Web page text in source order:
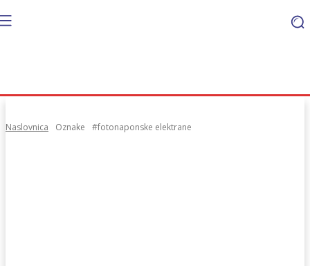
Naslovnica Oznake #fotonaponske elektrane